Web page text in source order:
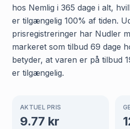
hos Nemlig i 365 dage i alt,
er tilgængelig 100% af tiden.
prisregistreringer har Nudler
markeret som tilbud 69 dage
betyder, at varen er på tilbud
er tilgængelig.
AKTUEL PRIS
9.77 kr